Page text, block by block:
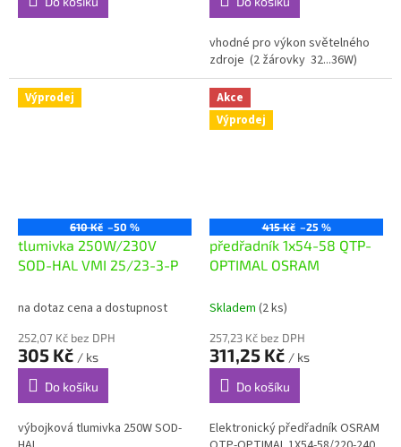
vhodné pro výkon světelného
zdroje (2 žárovky 32...36W)
Výprodej
610 Kč –50 %
tlumivka 250W/230V
SOD-HAL VMI 25/23-3-P
na dotaz cena a dostupnost
252,07 Kč bez DPH
305 Kč / ks
Do košíku
výbojková tlumivka 250W SOD-
Akce
Výprodej
415 Kč –25 %
předřadník 1x54-58 QTP-
OPTIMAL OSRAM
Skladem (2 ks)
257,23 Kč bez DPH
311,25 Kč / ks
Do košíku
Elektronický předřadník OSRAM